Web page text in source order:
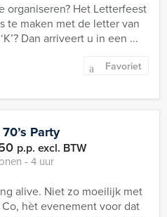
organiseren? Het Letterfeest
te maken met de letter van
Dan arriveert u in een ...
Favoriet
Party
p.p. excl. BTW
‐ 4 uur
alive. Niet zo moeilijk met
hèt evenement voor dat